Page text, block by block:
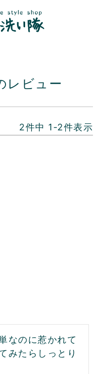
レビュー
2件中 1 -2件表示
なのに惹かれて
みたらしっとり